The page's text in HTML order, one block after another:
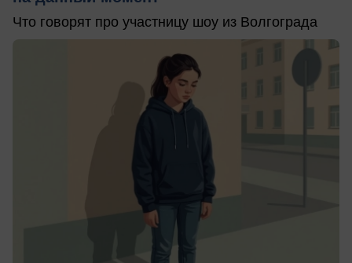
Что говорят про участницу шоу из Волгограда